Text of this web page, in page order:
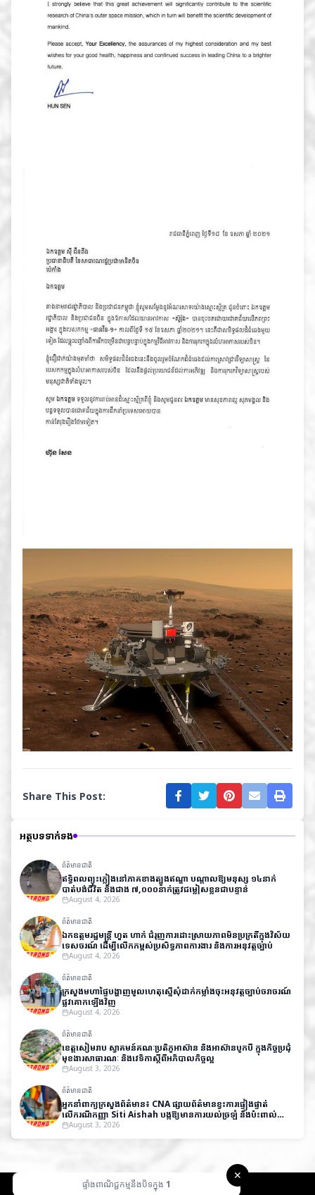
Share This Post:
អត្ថបទទាក់ទង
ព័ត៌មានជាតិ
ឥទ្ធិពលព្យុះភ្លៀងនៅភាគខាងត្បូងឥណ្ឌា បណ្តាលឱ្យមនុស្ស ១៤នាក់
បាត់បង់ជីវិត និងជាង ៧,០០០នាក់ត្រូវជម្លៀសខ្លួនជាបន្ទាន់
August 4, 2026
ព័ត៌មានជាតិ
ឯកឧត្តមរដ្ឋមន្ត្រី ហួត ហាក់ ជំរុញការដោះស្រាយភាពមិនប្រក្រតីក្នុងវិស័យ
ទេសចរណ៍ ដើម្បីលើកកម្ពស់ប្រសិទ្ធភាពការងារ និងការអនុវត្តច្បាប់
August 4, 2026
ព័ត៌មានជាតិ
ក្រសួងមហាផ្ទៃបង្ហាញមូលហេតុស្នើសុំដាក់កម្លាំងចុះអនុវត្តច្បាប់ចរាចរណ៍
ផ្លូវគោកឡើងវិញ
August 4, 2026
ព័ត៌មានជាតិ
ខេត្តសៀមរាប ស្វាគមន៍គណៈប្រតិភូអាស៊ាន និងអាស៊ានបូកបី ក្នុងកិច្ចប្រជុំ
មុខងារសាធារណៈ និងវេទិកាស្តីពីអភិបាលកិច្ចល្អ
August 3, 2026
ព័ត៌មានជាតិ
អ្នកនាំពាក្យក្រសួងព័ត៌មាន៖ CNA ផ្សាយព័ត៌មានខ្វះការផ្ទៀងផ្ទាត់
លើករណីកញ្ញា Siti Aishah បង្កឱ្យមានការយល់ច្រឡំ និងប៉ះពាល់
កិត្តិយសកម្ពុជា
August 3, 2026
✕
ផ្ទាំងពាណិជ្ជកម្មនឹងបិទក្នុង 1